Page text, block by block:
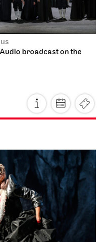
broadcast on the